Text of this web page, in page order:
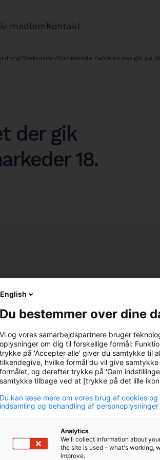
medlemKontakt
/Webinarer/Kommende halvåret der gik på
der gik
18.
Ja tak, jeg vil gerne deltage i
Fornavn
English
Du bestemmer over dine
Vi og vores samarbejdspartnere bruger
oplysninger om dig til forskellige formål:
trykke på 'Accepter alle' giver du samtykke til
tilkendegive, hvilke formål du vil give
formålet, og derefter trykke på 'Gem
samtykke tilbage ved at [trykke på det lille
Du kan læse mere om vores brug af cookies
indsamling og behandling af
Analytics
We'll collect information about
the site is used – what's working,
improve.